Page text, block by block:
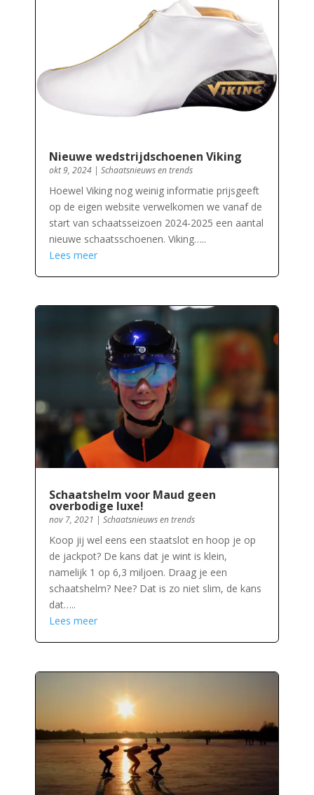
Nieuwe wedstrijdschoenen Viking
okt 9, 2024| Schaatsnieuws en trends
Hoewel Viking nog weinig informatie prijsgeeft
op de eigen website verwelkomen we vanaf de
start van schaatsseizoen 2024-2025 een aantal
nieuwe schaatsschoenen. Viking…..
Lees meer
Schaatshelm voor Maud geen
overbodige luxe!
nov 7, 2021 Schaatsnieuws en trends
Koop jij wel eens een staatslot en hoop je op
de jackpot? De kans dat je wint is klein,
namelijk 1 op 6,3 miljoen. Draag je een
schaatshelm? Nee? Dat is zo niet slim, de kans
dat…..
Lees meer